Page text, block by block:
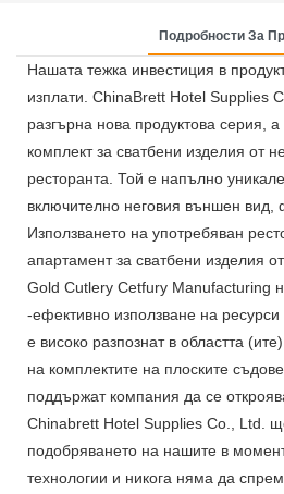
Подробности За
Нашата тежка инвестиция в
изплати. ChinaBrett Hotel Supplies
разгърна нова продуктова серия,
комплект за сватбени изделия от
ресторанта. Той е напълно
включително неговия външен вид,
Използването на употребяван
апартамент за сватбени изделия
Gold Cutlery Cetfury Manufacturing
-ефективно използване на
е високо разпознат в областта
на комплектите на плоските
поддържат компания да се
Chinabrett Hotel Supplies Co., Ltd.
подобряването на нашите в
технологии и никога няма да